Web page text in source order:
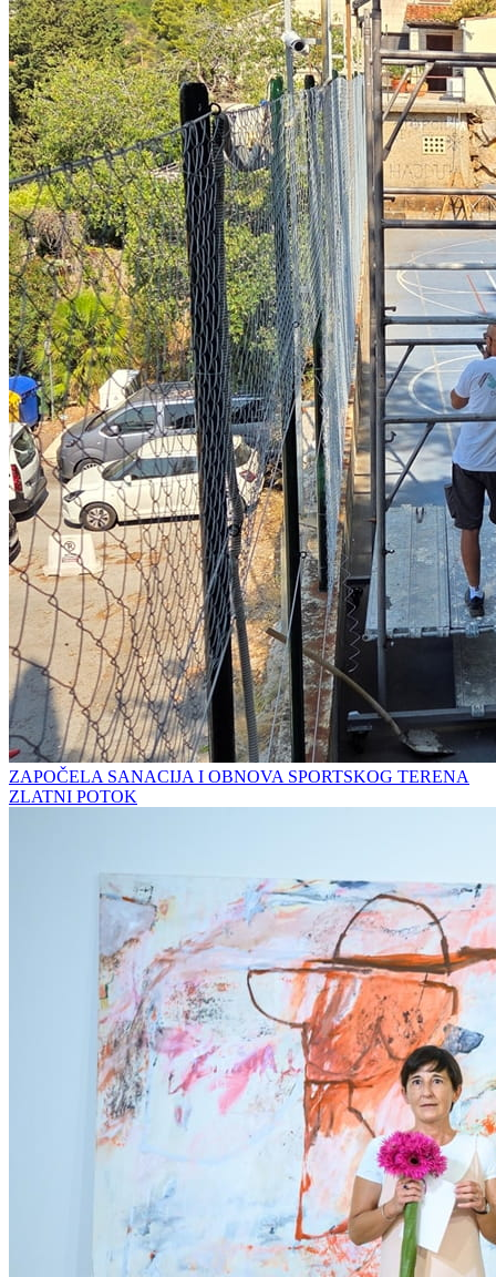
ZAPOČELA SANACIJA I OBNOVA SPORTSKOG TERENA
ZLATNI POTOK